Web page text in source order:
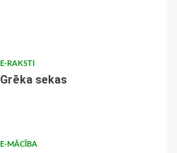
E-RAKSTI
Grēka sekas
E-MĀCĪBA